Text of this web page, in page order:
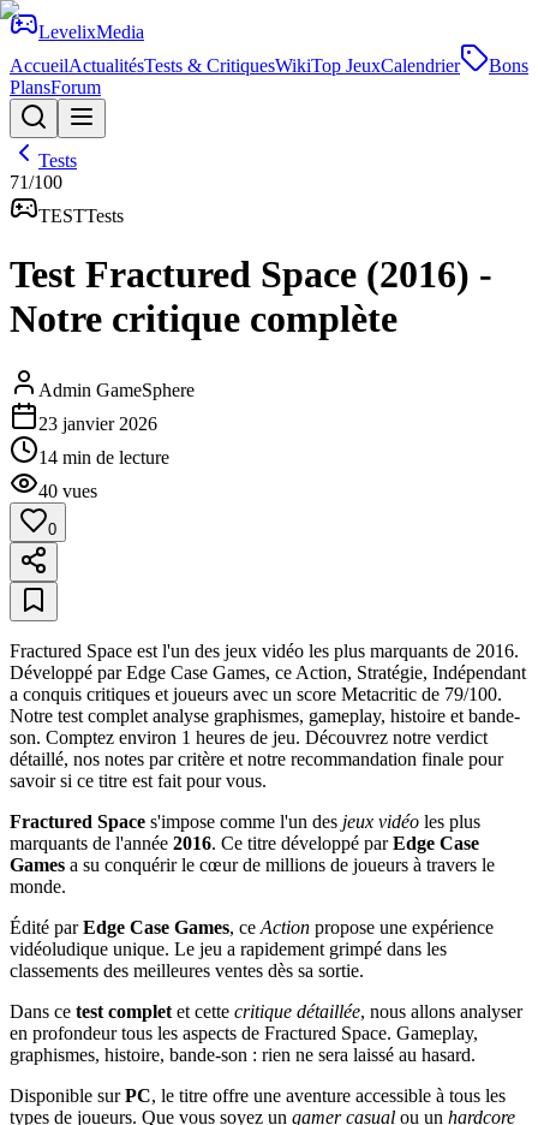
LevelixMedia
AccueilActualitésTests & CritiquesWikiTop JeuxCalendrier
Bons
PlansForum
Tests
71/100
TESTTests
Test Fractured Space (2016) -
Notre critique complète
Admin GameSphere
23 janvier 2026
14 min de lecture
40 vues
0
Fractured Space est l'un des jeux vidéo les plus marquants de 2016.
Développé par Edge Case Games, ce Action, Stratégie, Indépendant
a conquis critiques et joueurs avec un score Metacritic de 79/100.
Notre test complet analyse graphismes, gameplay, histoire et bande-
son. Comptez environ 1 heures de jeu. Découvrez notre verdict
détaillé, nos notes par critère et notre recommandation finale pour
savoir si ce titre est fait pour vous.
Fractured Space s'impose comme l'un des jeux vidéo les plus
marquants de l'année 2016. Ce titre développé parEdge Case
Games a su conquérir le cœur de millions de joueurs à travers le
monde.
Édité parEdge Case Games, ce Action propose une expérience
vidéoludique unique. Le jeu a rapidement grimpé dans les
classements des meilleures ventes dès sa sortie.
Dans ce test complet et cette critique détaillée, nous allons analyser
en profondeur tous les aspects de Fractured Space. Gameplay,
graphismes, histoire, bande-son : rien ne sera laissé au hasard.
Disponible surPC, le titre offre une aventure accessible à tous les
types de joueurs. Que vous soyez un gamer casual ou un hardcore